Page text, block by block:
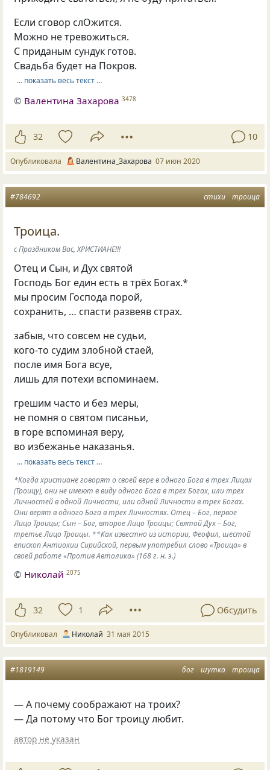
Если сговор слОжится.
Можно не тревожиться.
С приданым сундук готов.
Свадьба будет на Покров.
… показать весь текст …
© Валентина Захарова 3478
32 10
Опубликовала Валентина_Захарова 07 июн 2020
стихи троица
#784692
Троица.
с Праздником Вас, ХРИСТИАНЕ!!!
Отец и Сын, и Дух святой
Господь Бог един есть в трёх Богах.*
мы просим Господа порой,
сохранить, … спасти развеяв страх.
забыв, что совсем не судьи,
кого-то судим злобной стаей,
после имя Бога всуе,
лишь для потехи вспоминаем.
грешим часто и без меры,
не помня о святом писаньи,
в горе вспоминая веру,
во избежанье наказанья.
… показать весь текст …
*Когда христиане говорят о своей вере в одного Бога в трех Лицах
(Троицу), они не имеют в виду одного Бога в трех Богах, или трех
Личностей в одной Личности, или одной Личности в трех Богах.
Они верят в одного Бога в трех Личностях. Отец – Бог, первое
Лицо Троицы; Сын – Бог, второе Лицо Троицы; Святой Дух – Бог,
третье Лицо Троицы. **Как известно из истории, Феофил, шестой
епископ Антиохии Сирийской, первым употребил слово «Троица» в
своей работе «Против Автолика» (168 г. н. э.)
© Hиколай 2075
32 1 Обсудить
Опубликовал Hиколай 31 мая 2015
бог шутка троица
#1819149
— А почему соображают на троих?
— Да потому что Бог троицу любит.
автор не указан